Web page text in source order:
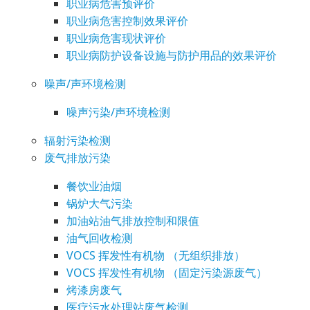
职业病危害预评价
职业病危害控制效果评价
职业病危害现状评价
职业病防护设备设施与防护用品的效果评价
噪声/声环境检测
噪声污染/声环境检测
辐射污染检测
废气排放污染
餐饮业油烟
锅炉大气污染
加油站油气排放控制和限值
油气回收检测
VOCS 挥发性有机物 （无组织排放）
VOCS 挥发性有机物 （固定污染源废气）
烤漆房废气